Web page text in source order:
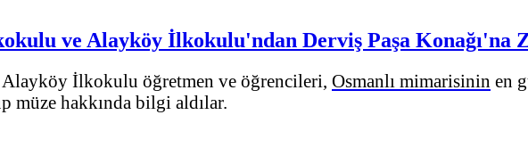
ve Alayköy İlkokulu'ndan Derviş Paşa Konağı'na
İlkokulu öğretmen ve öğrencileri, Osmanlı mimarisinin en
müze hakkında bilgi aldılar.